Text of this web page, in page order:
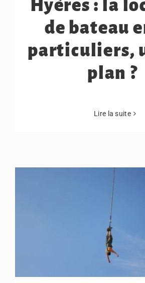
Hyères : la
de bateau
particuliers,
plan ?
Lire la suite